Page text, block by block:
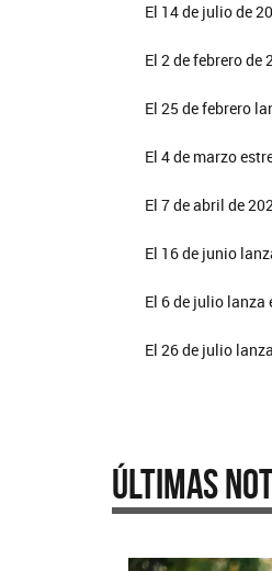
El 14 de julio de
El 2 de febrero de
El 25 de febrero
El 4 de marzo
El 7 de abril de
El 16 de junio
El 6 de julio lanza
El 26 de julio
Últimas